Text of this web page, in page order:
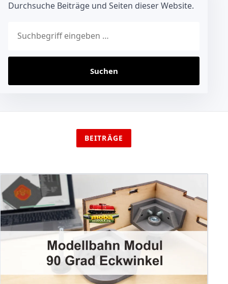
Durchsuche Beiträge und Seiten dieser Website.
Suchen
BEITRÄGE